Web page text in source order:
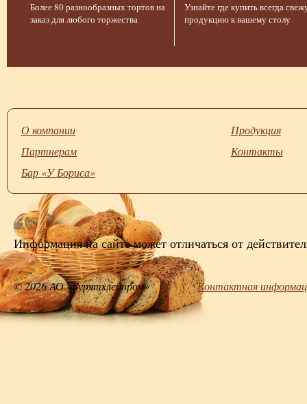
Более 80 разнообразных тортов на
заказ для любого торжества
Узнайте где купить всегда
продукцию к вашему столу
О компании
Продукция
Партнерам
Контакты
Бар «У Бориса»
Информация на сайте может отличаться от
© 2026 АО «Бурятхлебпром» Контактная